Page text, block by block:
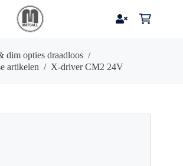
dim opties draadloos /
artikelen / X-driver CM2 24V